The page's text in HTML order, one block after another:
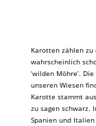
Karotten zählen
wahrscheinlich
‘wilden Möhre’.
unseren Wiesen
Karotte stammt
zu sagen schwarz.
Spanien und